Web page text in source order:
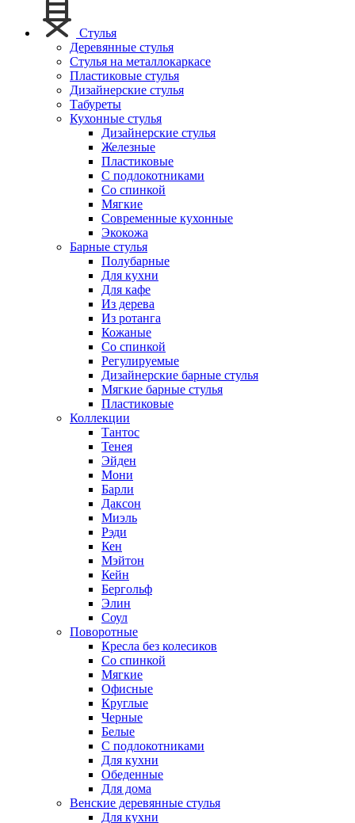
Стулья
Деревянные стулья
Стулья на металлокаркасе
Пластиковые стулья
Дизайнерские стулья
Табуреты
Кухонные стулья
Дизайнерские стулья
Железные
Пластиковые
С подлокотниками
Со спинкой
Мягкие
Современные кухонные
Экокожа
Барные стулья
Полубарные
Для кухни
Для кафе
Из дерева
Из ротанга
Кожаные
Со спинкой
Регулируемые
Дизайнерские барные стулья
Мягкие барные стулья
Пластиковые
Коллекции
Тантос
Тенея
Эйден
Мони
Барли
Даксон
Миэль
Рэди
Кен
Мэйтон
Кейн
Бергольф
Элин
Соул
Поворотные
Кресла без колесиков
Со спинкой
Мягкие
Офисные
Круглые
Черные
Белые
С подлокотниками
Для кухни
Обеденные
Для дома
Венские деревянные стулья
Для кухни